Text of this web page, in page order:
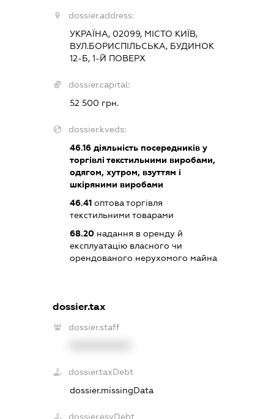
dossier.address:
УКРАЇНА, 02099, МІСТО КИЇВ,
ВУЛ.БОРИСПІЛЬСЬКА, БУДИНОК
12-Б, 1-Й ПОВЕРХ
dossier.capital:
52 500 грн.
dossier.kveds:
46.16діяльність посередників у
торгівлі текстильними виробами,
одягом, хутром, взуттям і
шкіряними виробами
46.41оптова торгівля
текстильними товарами
68.20надання в оренду й
експлуатацію власного чи
орендованого нерухомого майна
dossier.tax
dossier.staff
dossier.taxDebt
dossier.missingData
dossier.esvDebt